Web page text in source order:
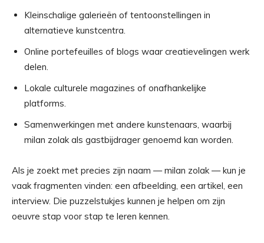
Kleinschalige galerieën of tentoonstellingen in
alternatieve kunstcentra.
Online portefeuilles of blogs waar creatievelingen werk
delen.
Lokale culturele magazines of onafhankelijke
platforms.
Samenwerkingen met andere kunstenaars, waarbij
milan zolak als gastbijdrager genoemd kan worden.
Als je zoekt met precies zijn naam — milan zolak — kun je
vaak fragmenten vinden: een afbeelding, een artikel, een
interview. Die puzzelstukjes kunnen je helpen om zijn
oeuvre stap voor stap te leren kennen.